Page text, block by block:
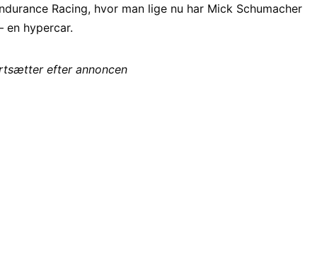
Racing, hvor man lige nu har Mick Schumacher
en hypercar.
efter annoncen